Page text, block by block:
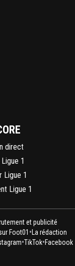
direct
1
Ligue 1
Ligue 1
et publicité
Foot01 • La rédaction
•TikTok•Facebook